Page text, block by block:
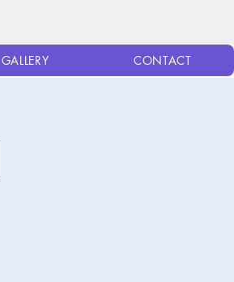
GALLERY CONTACT